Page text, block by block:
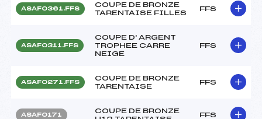
ASAF0361.FFS
COUPE DE BRONZE
TARENTAISE FILLES
FFS
ASAF0311.FFS
COUPE D' ARGENT
TROPHEE CARRE
NEIGE
FFS
ASAF0271.FFS
COUPE DE BRONZE
TARENTAISE
FFS
ASAF0171
COUPE DE BRONZE
FFS